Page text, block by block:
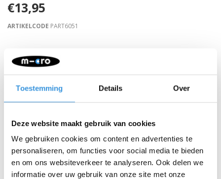
Toestemming Details Over
Deze website maakt gebruik van cookies
We gebruiken cookies om content en advertenties te
personaliseren, om functies voor social media te bieden
en om ons websiteverkeer te analyseren. Ook delen we
informatie over uw gebruik van onze site met onze
€13,95
ARTIKELCODE PART6051
Retour binnen 30 dagen
Beschrijving